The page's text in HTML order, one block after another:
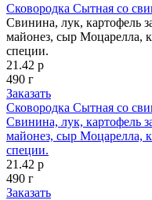
Сковородка Сытная со
Свинина, лук, картофель
майонез, сыр Моцарелла,
специи.
21.42 р
490 г
Заказать
Сковородка Сытная со
Свинина, лук, картофель
майонез, сыр Моцарелла,
специи.
21.42 р
490 г
Заказать